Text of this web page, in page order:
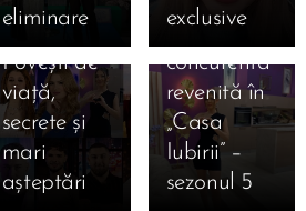
eliminare
exclusive
2026.
Povești de
viață,
secrete și
mari
așteptări
Lucia,
concurenta
revenită în
„Casa
Iubirii” –
sezonul 5
12.01.2026
Cine este
Robert
Gabriel
Mihai,
12.01.2026
Cine este
Ștefan
Armencea,